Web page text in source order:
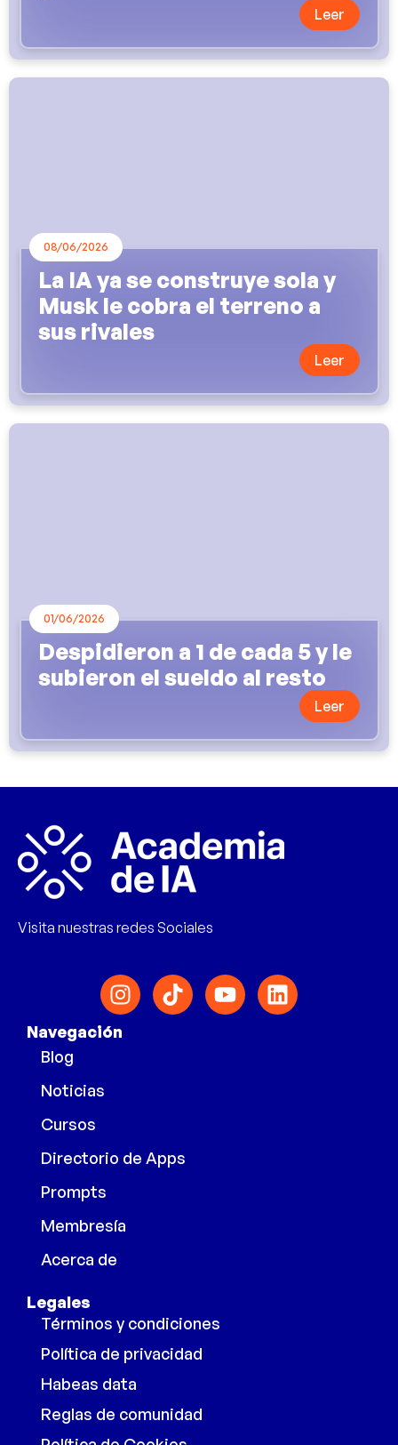
Leer
08/06/2026
La IA ya se construye sola y
Musk le cobra el terreno a
sus rivales
Leer
01/06/2026
Despidieron a 1 de cada 5 y le
subieron el sueldo al resto
Leer
Visita nuestras redes Sociales
Navegación
Blog
Noticias
Cursos
Directorio de Apps
Prompts
Membresía
Acerca de
Legales
Términos y condiciones
Política de privacidad
Habeas data
Reglas de comunidad